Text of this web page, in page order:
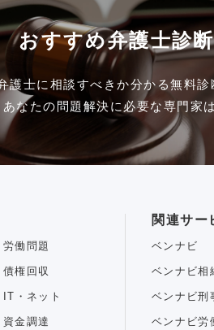
おすすめ弁護士診断
護士に相談すべきか分かる無料診
あなたの問題解決に必要な専門家
労働問題
債権回収
IT・ネット
資金調達
関連サー
ベンナビ
ベンナビ相
ベンナビ刑
ベンナビ労